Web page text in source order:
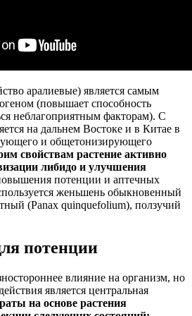
аралиевые) является самым
(повышает способность
неблагоприятным факторам). С
на дальнем Востоке и в Китае в
и общетонизирующего
свойствам растение активно
либидо и улучшения
потенции и аптечных
женьшень обыкновенный
(Panax quinquefolium), ползучий
потенции
влияние на организм, но
является центральная
на основе растения